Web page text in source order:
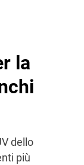
la
dello
più